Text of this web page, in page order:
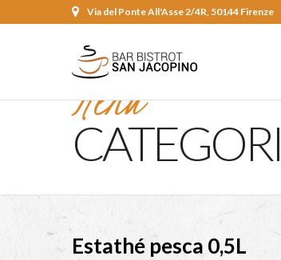
Via del Ponte All'Asse 2/4R, 50144 Firenze
Menu
Estathé pesca 0,5L